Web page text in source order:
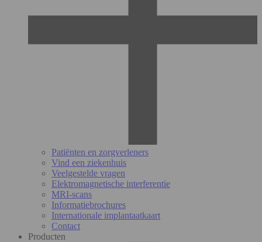
Patiënten en zorgverleners
Vind een ziekenhuis
Veelgestelde vragen
Elektromagnetische interferentie
MRI-scans
Informatiebrochures
Internationale implantaatkaart
Contact
Producten